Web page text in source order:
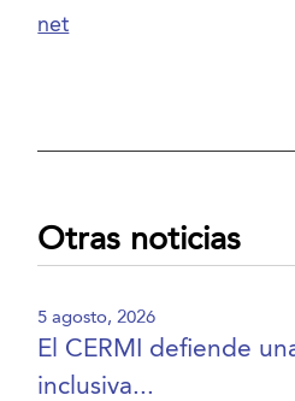
net
Otras noticias
5 agosto, 2026
El CERMI defiende
inclusiva...